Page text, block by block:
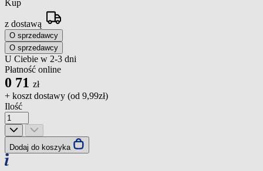
Kup
z dostawą
O sprzedawcy
O sprzedawcy
U Ciebie w 2-3 dni
Płatność online
0 71 zł
+ koszt dostawy (od 9,99zł)
Ilość
Dodaj do koszyka